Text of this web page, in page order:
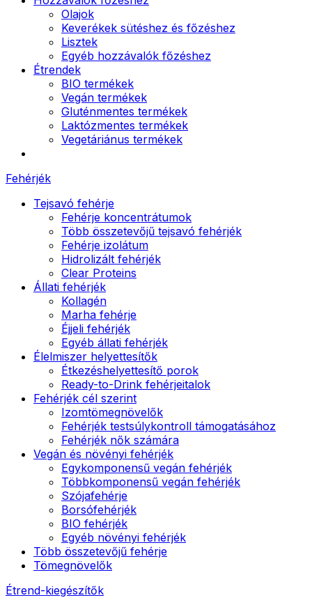
Olajok
Keverékek sütéshez és főzéshez
Lisztek
Egyéb hozzávalók főzéshez
Étrendek
BIO termékek
Vegán termékek
Gluténmentes termékek
Laktózmentes termékek
Vegetáriánus termékek
Fehérjék
Tejsavó fehérje
Fehérje koncentrátumok
Több összetevőjű tejsavó fehérjék
Fehérje izolátum
Hidrolizált fehérjék
Clear Proteins
Állati fehérjék
Kollagén
Marha fehérje
Éjjeli fehérjék
Egyéb állati fehérjék
Élelmiszer helyettesítők
Étkezéshelyettesítő porok
Ready-to-Drink fehérjeitalok
Fehérjék cél szerint
Izomtömegnövelők
Fehérjék testsúlykontroll támogatásához
Fehérjék nők számára
Vegán és növényi fehérjék
Egykomponensű vegán fehérjék
Többkomponensű vegán fehérjék
Szójafehérje
Borsófehérjék
BIO fehérjék
Egyéb növényi fehérjék
Több összetevőjű fehérje
Tömegnövelők
Étrend-kiegészítők